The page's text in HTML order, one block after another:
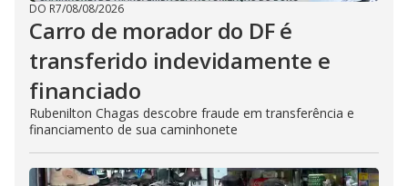
DO R7/08/08/2026
Carro de morador do DF é
transferido indevidamente e
financiado
Rubenilton Chagas descobre fraude em transferência e
financiamento de sua caminhonete